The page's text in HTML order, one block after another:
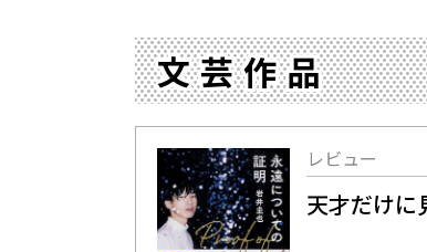
文芸作品
レビュー
天才だけに